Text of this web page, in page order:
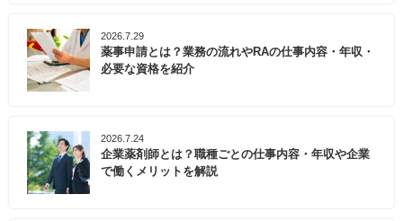
2026.7.29
薬事申請とは？業務の流れやRAの仕事内容・年収・
必要な資格を紹介
2026.7.24
企業薬剤師とは？職種ごとの仕事内容・年収や企業
で働くメリットを解説